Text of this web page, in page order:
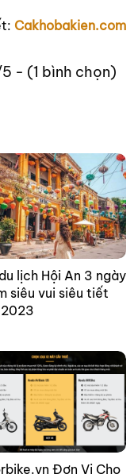
Cakhobakien.com
- (1 bình chọn)
lịch Hội An 3 ngày
siêu vui siêu tiết
Đơn Vị Cho